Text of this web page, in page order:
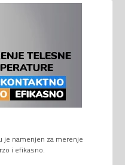
je namenjen za merenje
i efikasno.